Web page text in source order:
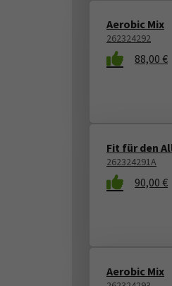
Aerobic Mix
262324292
88,00 €
Fit für den
262324291A
90,00 €
Aerobic Mix